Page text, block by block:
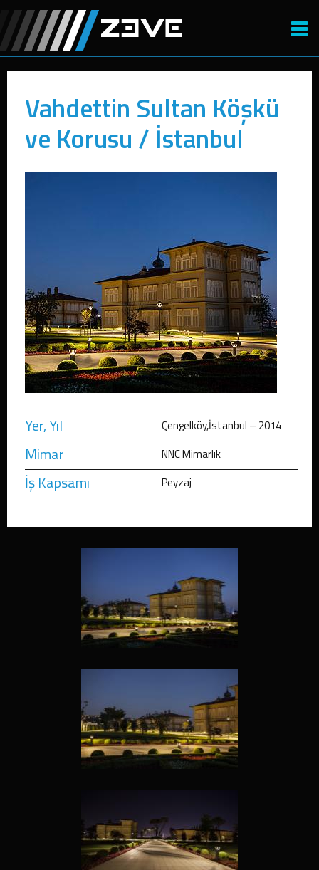
Vahdettin Sultan Köşkü
ve Korusu / İstanbul
Yer, Yıl Çengelköy,İstanbul – 2014
Mimar NNC Mimarlık
İş Kapsamı Peyzaj